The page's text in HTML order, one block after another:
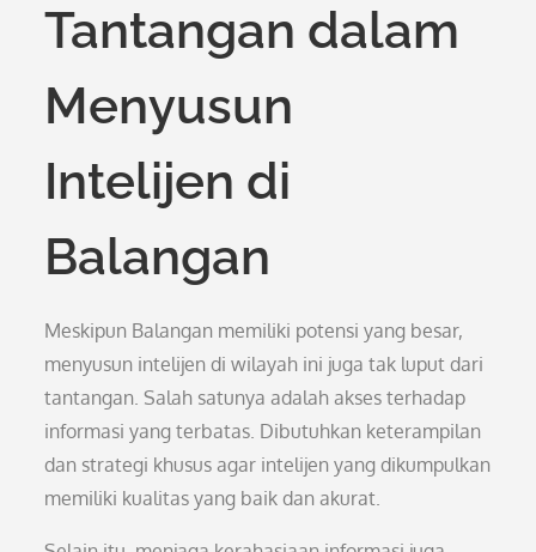
Tantangan dalam
Menyusun
Intelijen di
Balangan
Meskipun Balangan memiliki potensi yang besar,
menyusun intelijen di wilayah ini juga tak luput dari
tantangan. Salah satunya adalah akses terhadap
informasi yang terbatas. Dibutuhkan keterampilan
dan strategi khusus agar intelijen yang dikumpulkan
memiliki kualitas yang baik dan akurat.